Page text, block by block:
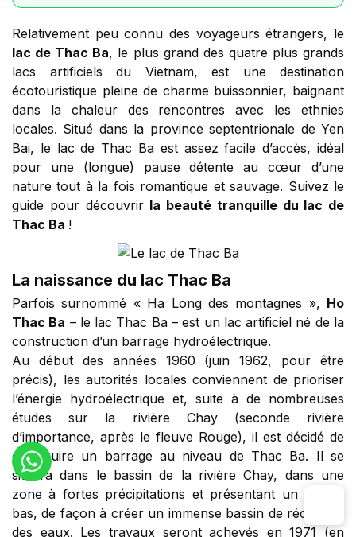
Relativement peu connu des voyageurs étrangers, le
lac de Thac Ba, le plus grand des quatre plus grands
lacs artificiels du Vietnam, est une destination
écotouristique pleine de charme buissonnier, baignant
dans la chaleur des rencontres avec les ethnies
locales. Situé dans la province septentrionale de Yen
Bai, le lac de Thac Ba est assez facile d’accès, idéal
pour une (longue) pause détente au cœur d’une
nature tout à la fois romantique et sauvage. Suivez le
guide pour découvrir la beauté tranquille du lac de
Thac Ba !
La naissance du lac Thac Ba
Parfois surnommé « Ha Long des montagnes », Ho
Thac Ba – le lac Thac Ba – est un lac artificiel né de la
construction d’un barrage hydroélectrique.
Au début des années 1960 (juin 1962, pour être
précis), les autorités locales conviennent de prioriser
l’énergie hydroélectrique et, suite à de nombreuses
études sur la rivière Chay (seconde rivière
d’importance, après le fleuve Rouge), il est décidé de
construire un barrage au niveau de Thac Ba. Il se
situera dans le bassin de la rivière Chay, dans une
zone à fortes précipitations et présentant un terrain
bas, de façon à créer un immense bassin de réception
des eaux. Les travaux seront achevés en 1971 (en